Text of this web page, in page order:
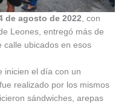
de agosto de 2022, con
Leones, entregó más de
calle ubicados en esos
inicien el día con un
realizado por los mismos
sándwiches, arepas